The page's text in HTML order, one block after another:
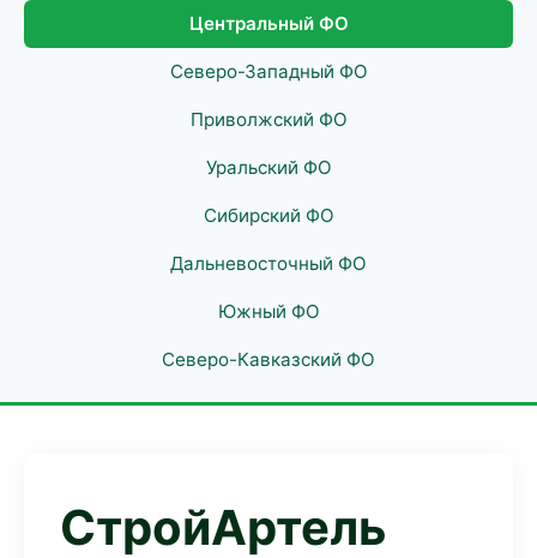
Центральный ФО
Северо-Западный ФО
Приволжский ФО
Уральский ФО
Сибирский ФО
Дальневосточный ФО
Южный ФО
Северо-Кавказский ФО
СтройАртель